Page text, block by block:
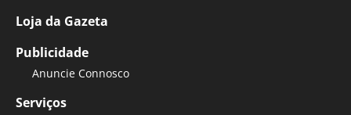
Loja da Gazeta
Publicidade
Anuncie Connosco
Serviços